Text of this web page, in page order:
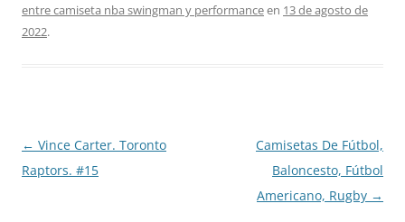
entre camiseta nba swingman y performanceen 13 de agosto de
2022.
Navegación
de
← Vince Carter. Toronto
Raptors. #15
Camisetas De Fútbol,
Baloncesto, Fútbol
Americano, Rugby →